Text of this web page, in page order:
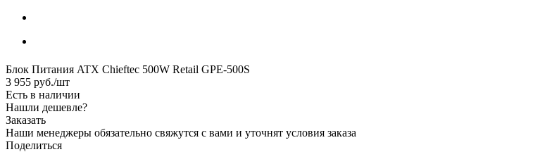
Блок Питания ATX Chieftec 500W Retail GPE-500S
3 955 руб./шт
Есть в наличии
Нашли дешевле?
Заказать
Наши менеджеры обязательно свяжутся с вами и уточнят условия заказа
Поделиться